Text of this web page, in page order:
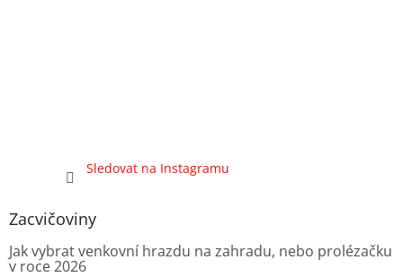
Sledovat na Instagramu
Zacvičoviny
Jak vybrat venkovní hrazdu na zahradu, nebo prolézačku
v roce 2026